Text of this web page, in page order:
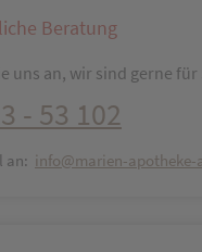
Beratung
uns an, wir sind gerne für
- 53 102
an: info@marien-apotheke-